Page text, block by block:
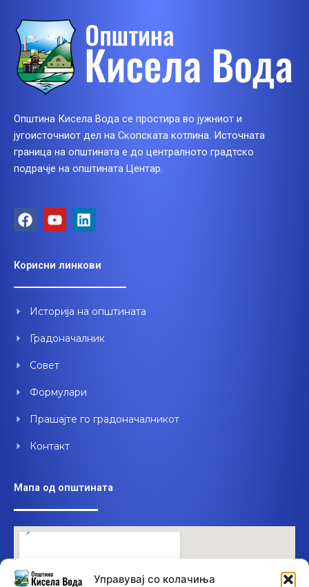
Управувај со колачиња
Општина Кисела Вода се простира во јужниот и
југоисточниот дел на Скопската котлина. Источната
граница на општината е до централното градтско
подрачје на општината Центар.
F
a
b
o
k
Y
o
u
b
L
i
e
d
n
Корисни линкови
Историја на општината
Градоначалник
Совет
Формулари
Прашајте го градоначалникот
Контакт
Мапа од општината